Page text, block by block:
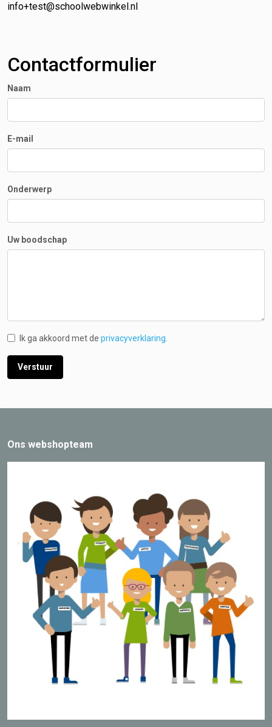
info+test@schoolwebwinkel.nl
Contactformulier
Naam
E-mail
Onderwerp
Uw boodschap
Ik ga akkoord met de privacyverklaring
Ons webshopteam